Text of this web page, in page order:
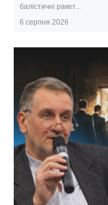
балістичні ракет...
6 серпня 2026